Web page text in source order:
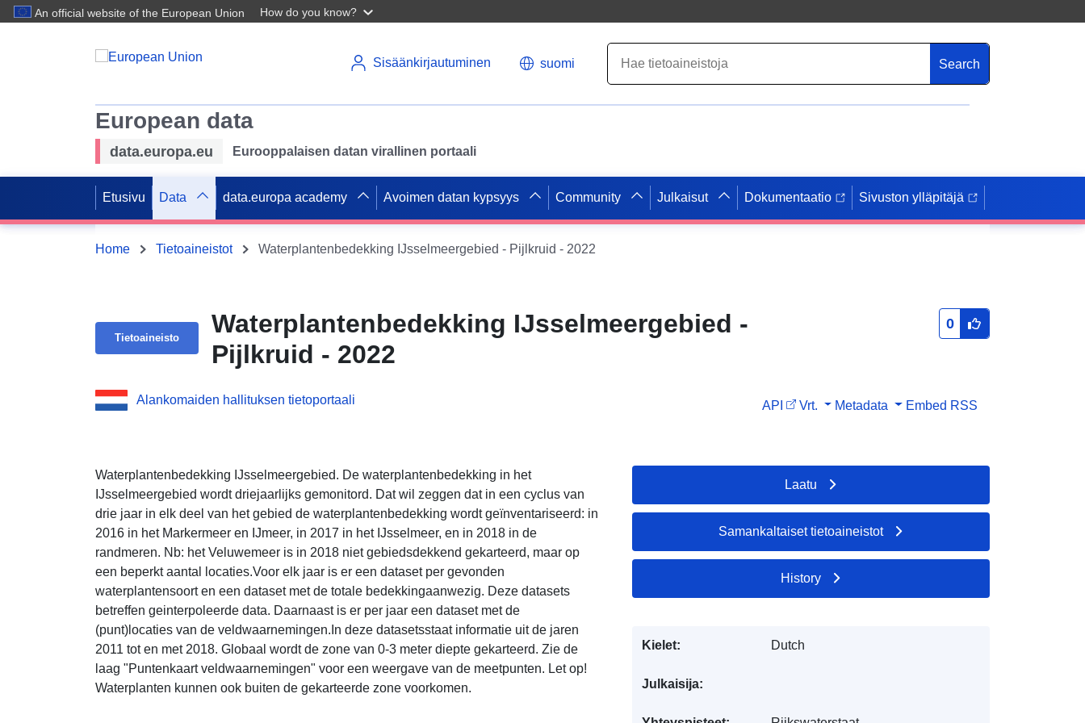
An official website of the European Union How do you know?
Sisäänkirjautuminen suomi Search
European data
data.europa.eu Eurooppalaisen datan virallinen portaali
Etusivu Data data.europa academy Avoimen datan kypsyys Community Julkaisut Dokumentaatio Sivuston ylläpitäjä
Home Tietoaineistot Waterplantenbedekking IJsselmeergebied - Pijlkruid - 2022
Tietoaineisto
Waterplantenbedekking IJsselmeergebied -
Pijlkruid - 2022
0
Alankomaiden hallituksen tietoportaali API Vrt. Metadata Embed RSS
Waterplantenbedekking IJsselmeergebied. De waterplantenbedekking in het
IJsselmeergebied wordt driejaarlijks gemonitord. Dat wil zeggen dat in een cyclus van
drie jaar in elk deel van het gebied de waterplantenbedekking wordt geïnventariseerd: in
2016 in het Markermeer en IJmeer, in 2017 in het IJsselmeer, en in 2018 in de
randmeren. Nb: het Veluwemeer is in 2018 niet gebiedsdekkend gekarteerd, maar op
een beperkt aantal locaties.Voor elk jaar is er een dataset per gevonden
waterplantensoort en een dataset met de totale bedekkingaanwezig. Deze datasets
betreffen geinterpoleerde data. Daarnaast is er per jaar een dataset met de
(punt)locaties van de veldwaarnemingen.In deze datasetsstaat informatie uit de jaren
2011 tot en met 2018. Globaal wordt de zone van 0-3 meter diepte gekarteerd. Zie de
laag "Puntenkaart veldwaarnemingen" voor een weergave van de meetpunten. Let op!
Waterplanten kunnen ook buiten de gekarteerde zone voorkomen.
Laatu
Samankaltaiset tietoaineistot
History
Kielet: Dutch
Julkaisija: